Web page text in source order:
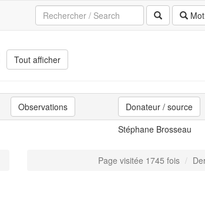
Tout afficher
Observations Donateur / source
Stéphane Brosseau
Page visitée 1745 fois